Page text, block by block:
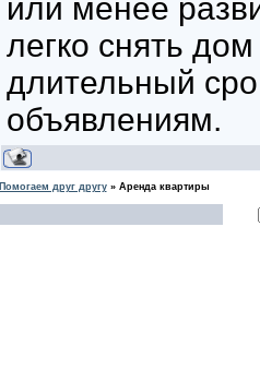
или менее
легко снять
длительный
объявлениям.
Помогаем друг другу» Аренда квартиры